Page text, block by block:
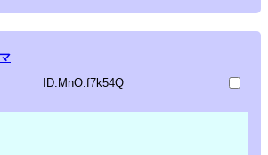
ID:MnO.f7k54Q